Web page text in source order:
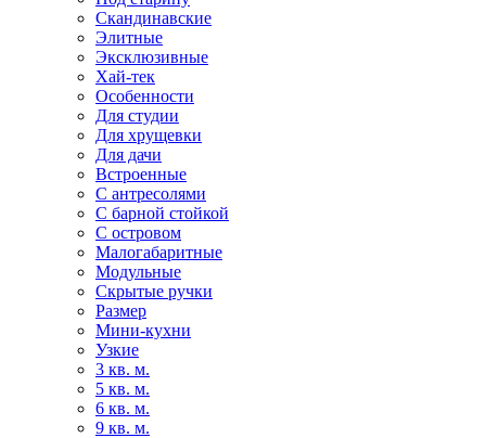
Скандинавские
Элитные
Эксклюзивные
Хай-тек
Особенности
Для студии
Для хрущевки
Для дачи
Встроенные
С антресолями
С барной стойкой
С островом
Малогабаритные
Модульные
Скрытые ручки
Размер
Мини-кухни
Узкие
3 кв. м.
5 кв. м.
6 кв. м.
9 кв. м.